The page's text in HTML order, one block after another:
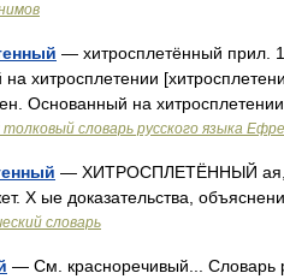
— хитросплетённый прил.
хитросплетении
Основанный на
словарь русского языка
— ХИТРОСПЛЕТЁННЫЙ ая,
Х ые доказательства,
словарь
— См. красноречивый... Словарь